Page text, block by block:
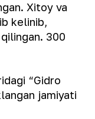
Xitoy va
kelinib,
300
“Gidro
jamiyati